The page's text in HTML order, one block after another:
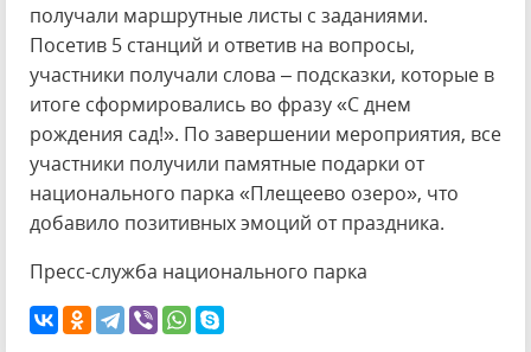
получали маршрутные листы с заданиями.
Посетив 5 станций и ответив на вопросы,
участники получали слова – подсказки, которые в
итоге сформировались во фразу «С днем
рождения сад!». По завершении мероприятия, все
участники получили памятные подарки от
национального парка «Плещеево озеро», что
добавило позитивных эмоций от праздника.
Пресс-служба национального парка